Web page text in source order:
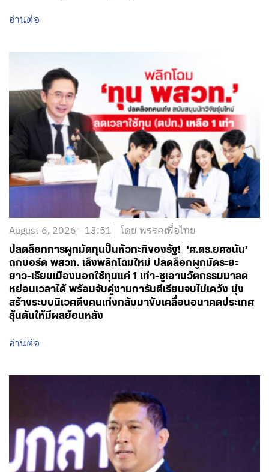
อ่านต่อ
August 6, 2026 - 13:51 โดย พรรคเพื่อไทย
ปลดล็อกการผูกมัดทุนปั้นหัวกะทิของรัฐ! ‘ศ.ดร.ยศชนัน’
ถกบอร์ด พสวท. เล็งพลิกโฉมใหม่ ปลดล็อกผูกมัดระยะ
ยาว-เรียนเมืองนอกใช้ทุนแค่ 1 เท่า-ชูเอานวัตกรรมมาลด
หย่อนเวลาได้ พร้อมจับคู่งานการันตีเรียนจบไม่เคว้ง มุ่ง
สร้างระบบนิเวศดึงคนเก่งกลับมาขับเคลื่อนอนาคตประเทศ
ลุ้นดันให้มีผลย้อนหลัง
อ่านต่อ